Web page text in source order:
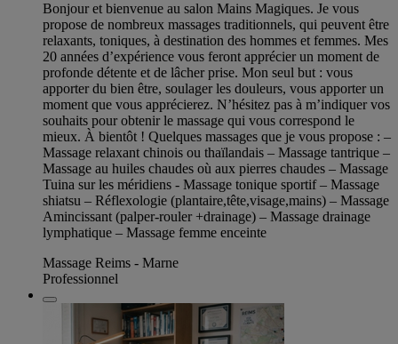
Bonjour et bienvenue au salon Mains Magiques. Je vous
propose de nombreux massages traditionnels, qui peuvent être
relaxants, toniques, à destination des hommes et femmes. Mes
20 années d’expérience vous feront apprécier un moment de
profonde détente et de lâcher prise. Mon seul but : vous
apporter du bien être, soulager les douleurs, vous apporter un
moment que vous apprécierez. N’hésitez pas à m’indiquer vos
souhaits pour obtenir le massage qui vous correspond le
mieux. À bientôt ! Quelques massages que je vous propose : –
Massage relaxant chinois ou thaïlandais – Massage tantrique –
Massage au huiles chaudes où aux pierres chaudes – Massage
Tuina sur les méridiens - Massage tonique sportif – Massage
shiatsu – Réflexologie (plantaire,tête,visage,mains) – Massage
Amincissant (palper-rouler +drainage) – Massage drainage
lymphatique – Massage femme enceinte
Massage Reims - Marne
Professionnel